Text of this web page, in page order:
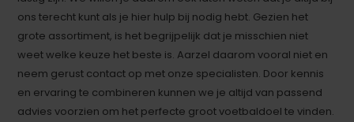
ons terecht kunt als je hier hulp bij nodig hebt. Gezien het
grote assortiment, is het begrijpelijk dat je misschien niet
weet welke keuze het beste is. Aarzel daarom vooral niet en
neem gerust contact op met onze specialisten. Door kennis
en ervaring te combineren kunnen we je altijd van passend
advies voorzien om het perfecte groot voetbaldoel te vinden.